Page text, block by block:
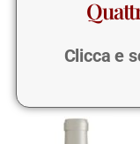
Clicca e